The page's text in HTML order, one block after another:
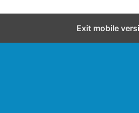
Exit mobile